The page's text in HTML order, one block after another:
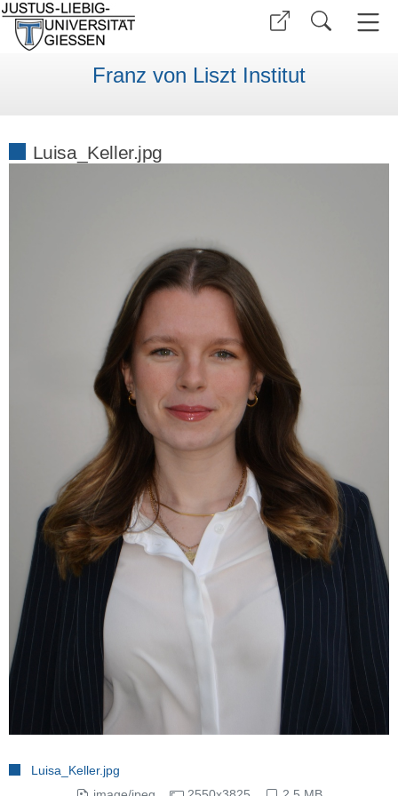
Franz von Liszt Institut
Luisa_Keller.jpg
Luisa_Keller.jpg